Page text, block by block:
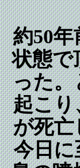
約50
状態で
った。
起こり
が死亡
今日に